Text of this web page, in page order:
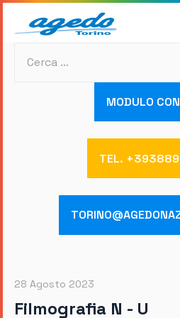
MODULO
TEL.
28 Agosto 2023
Filmografia N - U